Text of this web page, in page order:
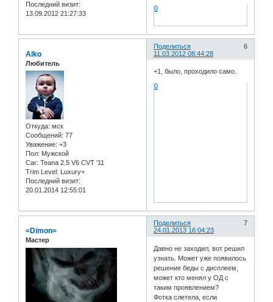
Последний визит:
13.09.2012 21:27:33
0
Поделиться
6
11.03.2012 08:44:28
Alko
Любитель
Откуда: мск
Сообщений: 77
Уважение: +3
Пол: Мужской
Car: Teana 2.5 V6 CVT '11
Trim Level: Luxury+
Последний визит:
20.01.2014 12:55:01
+1, было, проходило само.
0
Поделиться
7
24.01.2013 16:04:23
=Dimon=
Мастер
Давно не заходил, вот решил
узнать. Может уже появилось
решение беды с дисплеем,
может кто менял у ОД с
таким проявлением?
Фотка слетела, если